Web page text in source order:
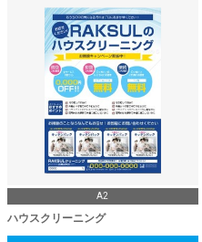
A2
ハウスクリーニング